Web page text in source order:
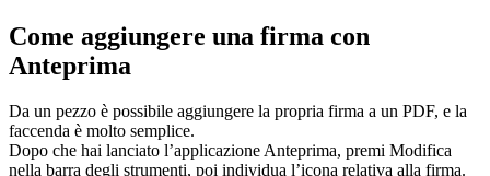
Come aggiungere una firma con
Anteprima
Da un pezzo è possibile aggiungere la propria firma a un PDF, e la
faccenda è molto semplice.
Dopo che hai lanciato l’applicazione Anteprima, premi Modifica
nella barra degli strumenti, poi individua l’icona relativa alla firma.